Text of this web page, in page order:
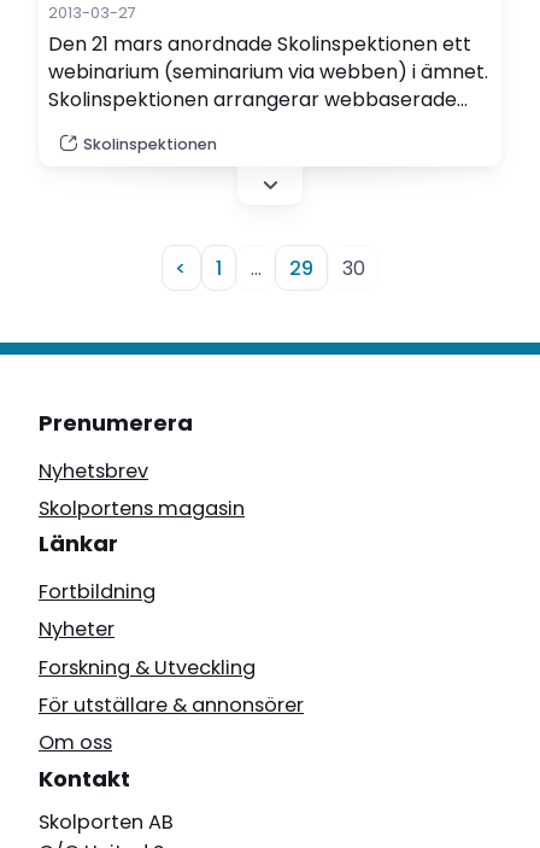
2013-03-27
Den 21 mars anordnade Skolinspektionen ett
webinarium (seminarium via webben) i ämnet.
Skolinspektionen arrangerar webbaserade
är välkomna att delta i dessa webinarier, och
det enda som krävs är en vanlig dator. Du kan
Skolinspektionen
< 1 … 29 30
Prenumerera
Nyhetsbrev
Skolportens magasin
Länkar
Fortbildning
Nyheter
Forskning & Utveckling
För utställare & annonsörer
Om oss
Kontakt
Skolporten AB